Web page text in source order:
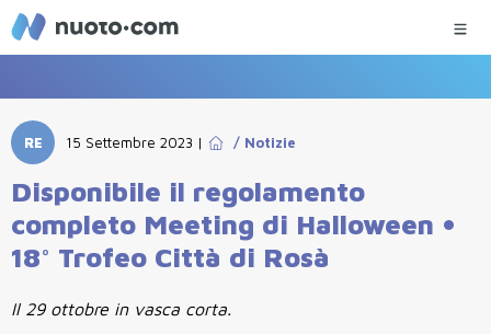
RE 15 Settembre 2023 | / Notizie
Disponibile il regolamento
completo Meeting di Halloween •
18° Trofeo Città di Rosà
Il 29 ottobre in vasca corta.